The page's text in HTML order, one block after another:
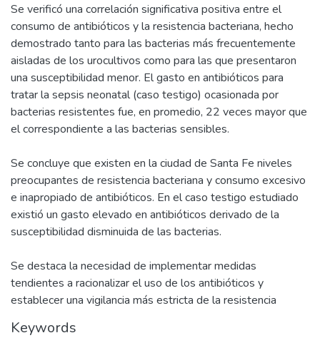
Se verificó una correlación significativa positiva entre el
consumo de antibióticos y la resistencia bacteriana, hecho
demostrado tanto para las bacterias más frecuentemente
aisladas de los urocultivos como para las que presentaron
una susceptibilidad menor. El gasto en antibióticos para
tratar la sepsis neonatal (caso testigo) ocasionada por
bacterias resistentes fue, en promedio, 22 veces mayor que
el correspondiente a las bacterias sensibles.
Se concluye que existen en la ciudad de Santa Fe niveles
preocupantes de resistencia bacteriana y consumo excesivo
e inapropiado de antibióticos. En el caso testigo estudiado
existió un gasto elevado en antibióticos derivado de la
susceptibilidad disminuida de las bacterias.
Se destaca la necesidad de implementar medidas
tendientes a racionalizar el uso de los antibióticos y
establecer una vigilancia más estricta de la resistencia
Keywords